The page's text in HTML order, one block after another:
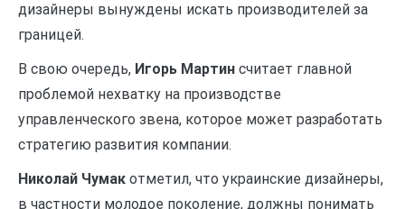
дизайнеры вынуждены искать производителей за
границей.
В свою очередь, Игорь Мартин считает главной
проблемой нехватку на производстве
управленческого звена, которое может разработать
стратегию развития компании.
Николай Чумак отметил, что украинские дизайнеры,
в частности молодое поколение, должны понимать